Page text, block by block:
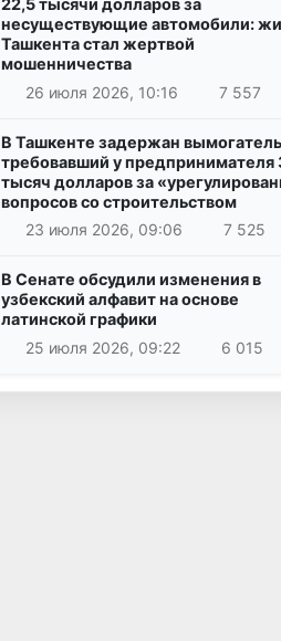
22,5 тысячи долларов за
несуществующие автомобили:
Ташкента стал жертвой
мошенничества
26 июля 2026, 10:16
7 557
В Ташкенте задержан
требовавший у предпринимателя
тысяч долларов за
вопросов со строительством
23 июля 2026, 09:06
7 525
В Сенате обсудили изменения в
узбекский алфавит на основе
латинской графики
25 июля 2026, 09:22
6 015